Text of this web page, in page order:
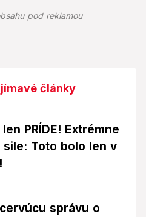
pod reklamou
články
PRÍDE! Extrémne
sile: Toto bolo len v
správu o